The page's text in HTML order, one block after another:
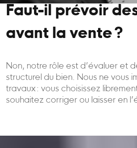
Faut-il prévoir
avant la vente ?
Non, notre rôle est d’évaluer et
structurel du bien. Nous ne vous
travaux : vous choisissez
souhaitez corriger ou laisser en